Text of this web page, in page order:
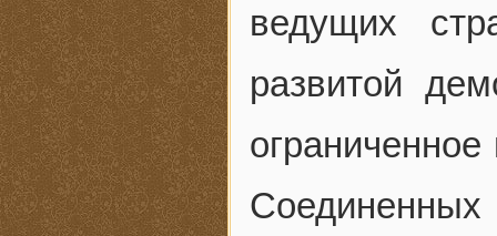
ведущих
развитой
Соединенных